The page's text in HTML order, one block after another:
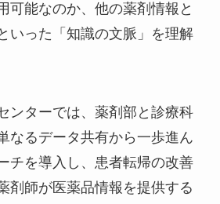
可能なのか、他の薬剤情報と
いった「知識の文脈」を理解
ンターでは、薬剤部と診療科
なるデータ共有から一歩進ん
チを導入し、患者転帰の改善
剤師が医薬品情報を提供する